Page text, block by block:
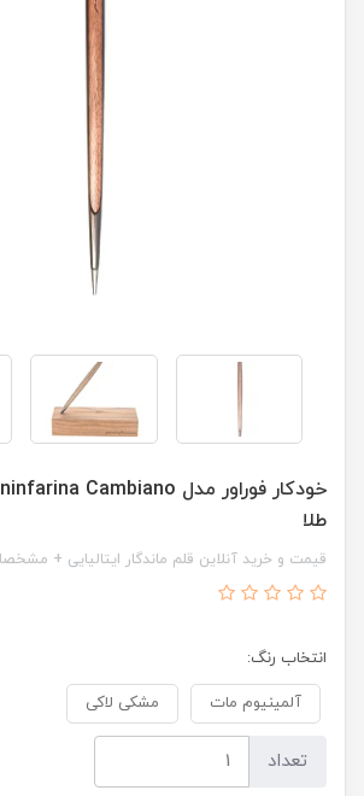
طلا
قیمت و خرید آنلاین قلم ماندگار ایتالیایی +
انتخاب رنگ:
آلمینیوم مات مشکی لاکی
تعداد